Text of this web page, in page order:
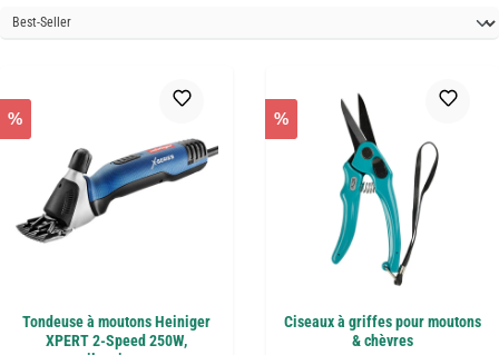
%
Tondeuse à moutons Heiniger
XPERT 2-Speed 250W,
%
Ciseaux à griffes pour moutons
& chèvres